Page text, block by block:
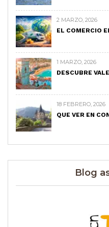
2 MARZO, 2026
EL COMERCIO
1 MARZO, 2026
DESCUBRE
18 FEBRERO, 2026
QUE VER EN
Blog